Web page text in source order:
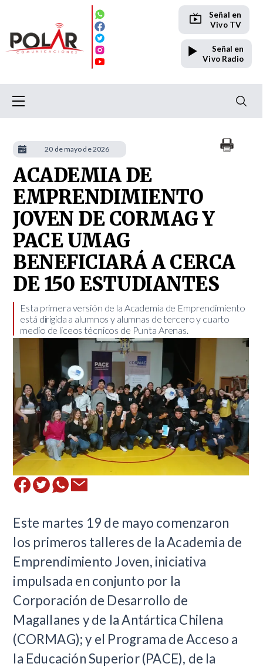
Señal en
Vivo TV
Señal en
Vivo Radio
ACADEMIA DE
EMPRENDIMIENTO
JOVEN DE CORMAG Y
PACE UMAG
BENEFICIARÁ A CERCA
DE 150 ESTUDIANTES
Esta primera versión de la Academia de Emprendimiento
está dirigida a alumnos y alumnas de tercero y cuarto
medio de liceos técnicos de Punta Arenas.
Este martes 19 de mayo comenzaron
los primeros talleres de la Academia de
Emprendimiento Joven, iniciativa
impulsada en conjunto por la
Corporación de Desarrollo de
Magallanes y de la Antártica Chilena
(CORMAG); y el Programa de Acceso a
la Educación Superior (PACE), de la
20 de mayo de 2026